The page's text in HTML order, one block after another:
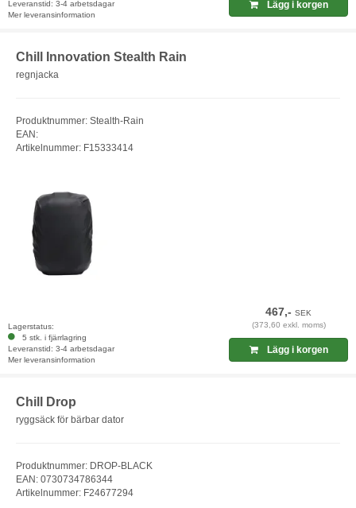
Leveranstid: 3-4 arbetsdagar
Mer leveransinformation
Lägg i korgen
Chill Innovation Stealth Rain
regnjacka
Produktnummer: Stealth-Rain
EAN:
Artikelnummer: F15333414
Lagerstatus:
5 stk. i fjärrlagring
Leveranstid: 3-4 arbetsdagar
Mer leveransinformation
467,-SEK
(373,60 exkl. moms)
Lägg i korgen
Chill Drop
ryggsäck för bärbar dator
Produktnummer: DROP-BLACK
EAN: 0730734786344
Artikelnummer: F24677294